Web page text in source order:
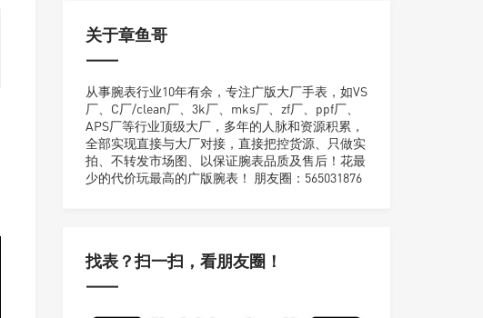
关于章鱼哥
从事腕表行业10年有余，专注广版大厂手表，如VS
厂、C厂/clean厂、3k厂、mks厂、zf厂、ppf厂、
APS厂等行业顶级大厂，多年的人脉和资源积累，
全部实现直接与大厂对接，直接把控货源、只做实
拍、不转发市场图、以保证腕表品质及售后！花最
少的代价玩最高的广版腕表！ 朋友圈：565031876
找表？扫一扫，看朋友圈！